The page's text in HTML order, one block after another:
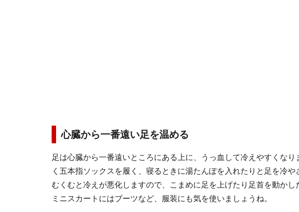
心臓から一番遠い足を温める
足は心臓から一番遠いところにある上に、うっ血して冷えやすくな
く五本指ソックスを履く、寝るときに湯たんぽを入れたりと足を冷や
むくむと冷えが悪化しますので、こまめに足を上げたり足首を動か
ミニスカートにはブーツなど、服装にも気を使いましょうね。